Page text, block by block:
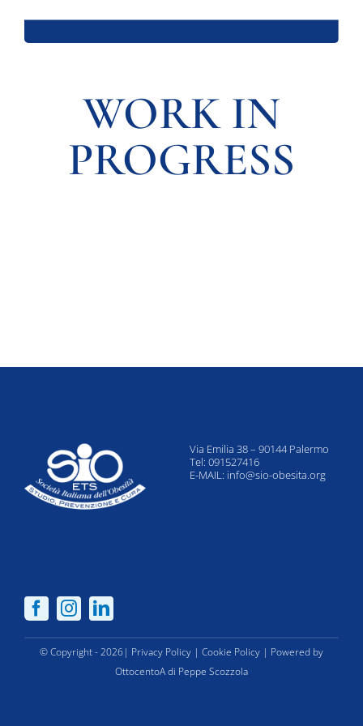
DIVULGAZIONE
AREA SOCI
WORK IN
PROGRESS
Via Emilia 38 – 90144 Palermo
Tel: 091527416
E-MAIL: info@sio-obesita.org
© Copyright - 2026| Privacy Policy | Cookie Policy | Powered by
OttocentoA di Peppe Scozzola